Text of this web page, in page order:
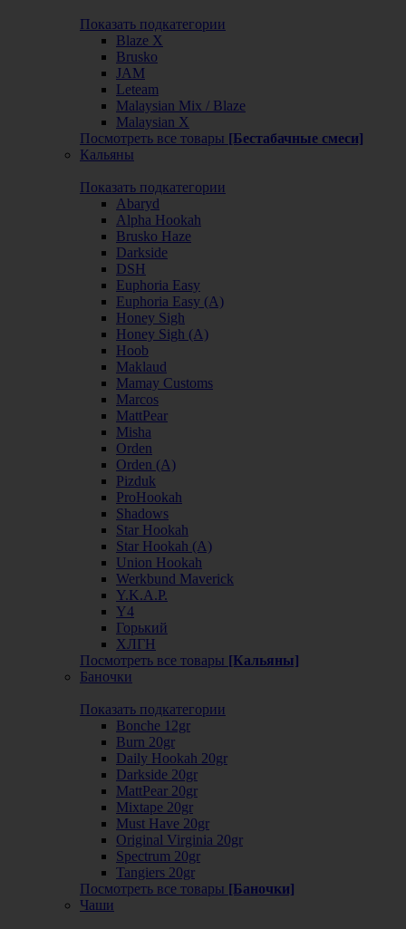
Показать подкатегории
Blaze X
Brusko
JAM
Leteam
Malaysian Mix / Blaze
Malaysian X
Посмотреть все товары [Бестабачные смеси]
Кальяны
Показать подкатегории
Abaryd
Alpha Hookah
Brusko Haze
Darkside
DSH
Euphoria Easy
Euphoria Easy (А)
Honey Sigh
Honey Sigh (А)
Hoob
Maklaud
Mamay Customs
Marcos
MattPear
Misha
Orden
Orden (А)
Pizduk
ProHookah
Shadows
Star Hookah
Star Hookah (А)
Union Hookah
Werkbund Maverick
Y.K.A.P.
Y4
Горький
ХЛГН
Посмотреть все товары [Кальяны]
Баночки
Показать подкатегории
Bonche 12gr
Burn 20gr
Daily Hookah 20gr
Darkside 20gr
MattPear 20gr
Mixtape 20gr
Must Have 20gr
Original Virginia 20gr
Spectrum 20gr
Tangiers 20gr
Посмотреть все товары [Баночки]
Чаши